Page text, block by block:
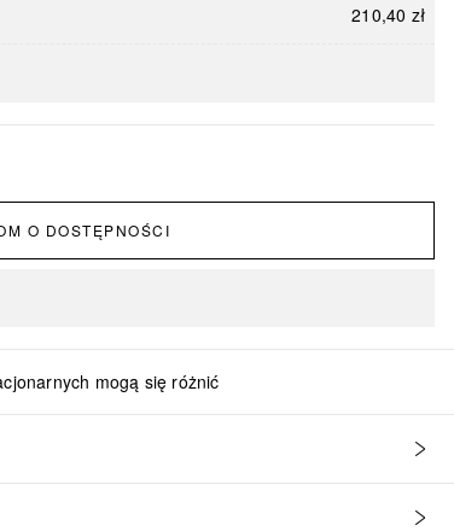
210,40 zł
O DOSTĘPNOŚCI
mogą się różnić